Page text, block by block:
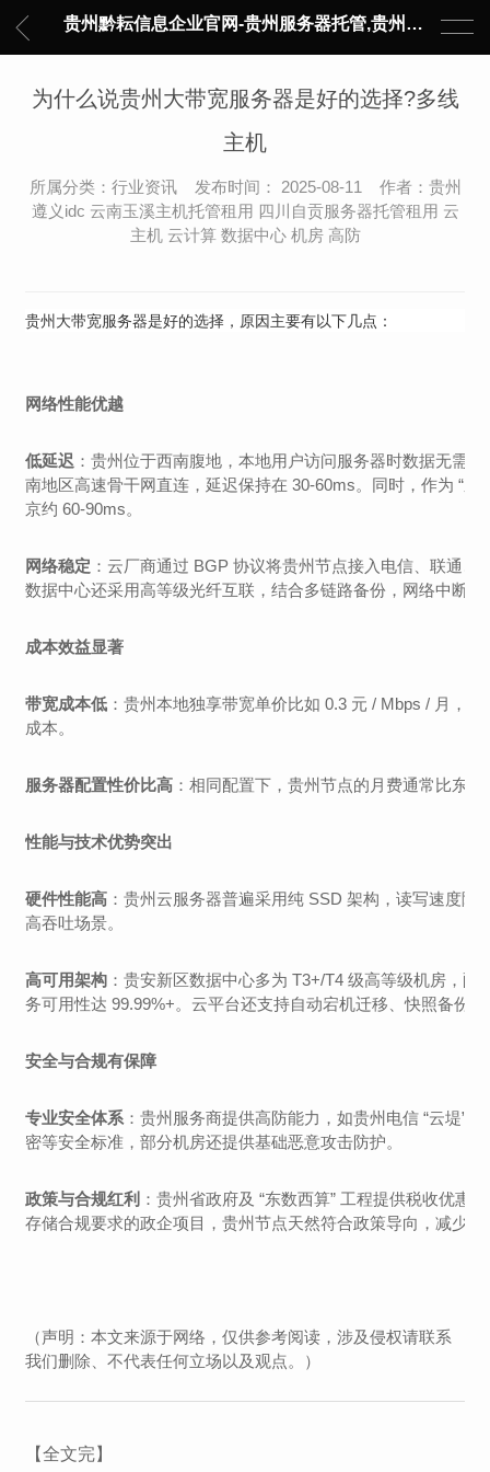
贵州黔耘信息企业官网-贵州服务器托管,贵州主机托管,云服务器托管,数据中心托管,网络设备托管,服务器租用,托管服务提供商,服务器管理-黔耘信息 贵州数据中心机柜租用-专业贵州IDC托管服务器维修
为什么说贵州大带宽服务器是好的选择?多线
主机
所属分类：行业资讯 发布时间： 2025-08-11 作者：贵州
遵义idc 云南玉溪主机托管租用 四川自贡服务器托管租用 云
主机 云计算 数据中心 机房 高防
贵州大带宽服务器是好的选择，原因主要有以下几点：
网络性能优越
低延迟 ：贵州位于西南腹地，本地用户访问服务器时数据无需
南地区高速骨干网直连，延迟保持在 30-60ms。同时，作为 “
京约 60-90ms。
网络稳定 ：云厂商通过 BGP 协议将贵州节点接入电信、联通
数据中心还采用高等级光纤互联，结合多链路备份，网络中断风
成本效益显著
带宽成本低 ：贵州本地独享带宽单价比如 0.3 元 / Mbps / 月，
成本。
服务器配置性价比高 ：相同配置下，贵州节点的月费通常比东
性能与技术优势突出
硬件性能高 ：贵州云服务器普遍采用纯 SSD 架构，读写速度
高吞吐场景。
高可用架构 ：贵安新区数据中心多为 T3+/T4 级高等级机房，
务可用性达 99.99%+。云平台还支持自动宕机迁移、快照备份
安全与合规有保障
专业安全体系 ：贵州服务商提供高防能力，如贵州电信 “云堤”
密等安全标准，部分机房还提供基础恶意攻击防护。
政策与合规红利 ：贵州省政府及 “东数西算” 工程提供税收优
存储合规要求的政企项目，贵州节点天然符合政策导向，减少
（声明：本文来源于网络，仅供参考阅读，涉及侵权请联系
我们删除、不代表任何立场以及观点。）
【全文完】